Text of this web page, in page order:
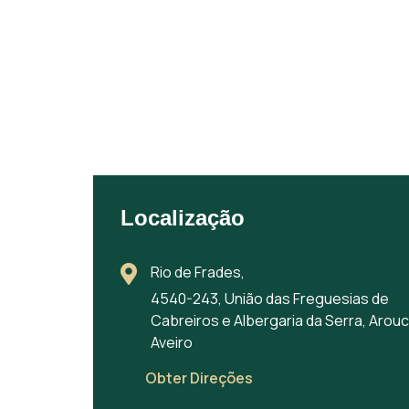
Localização
Rio de Frades,
4540-243, União das Freguesias de
Cabreiros e Albergaria da Serra,
Aveiro
Obter Direções